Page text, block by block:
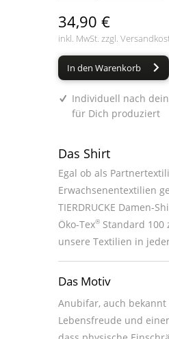
34,90 €
inkl. MwSt. zzgl.
In den Warenkorb
Individuell nach
für Dich produziert
Das Shirt
Egal ob als
Erwachsenentextilien
TIERDRUCKE Damen-
Öko-Tex® Standard 100
unsere Textilien in
Das Motiv
Anubifar, auch
Lebensfreude und